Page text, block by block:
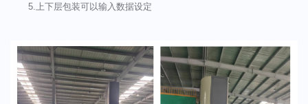
5.上下层包装可以输入数据设定